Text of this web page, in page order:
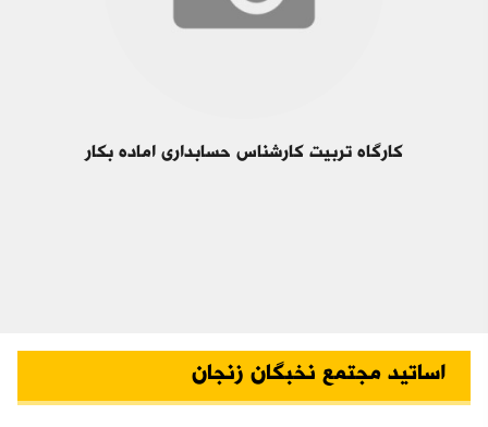
کارگاه تربیت کارشناس حسابداری اماده بکار
اساتید مجتمع نخبگان زنجان